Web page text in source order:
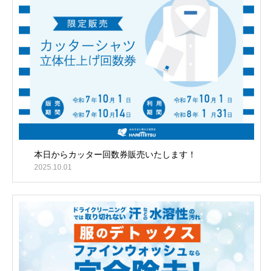
本日からカッター回数券販売いたします！
2025.10.01